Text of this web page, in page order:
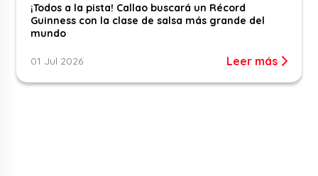
¡Todos a la pista! Callao buscará un Récord
Guinness con la clase de salsa más grande del
mundo
01 Jul 2026 Leer más